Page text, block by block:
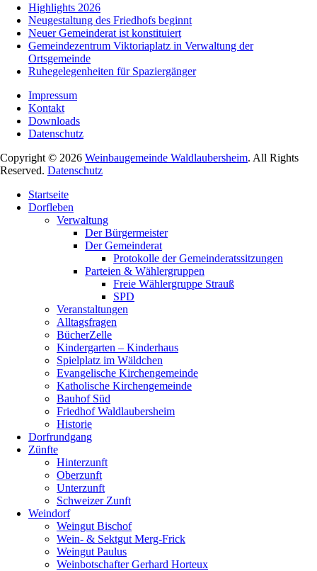
Highlights 2026
Neugestaltung des Friedhofs beginnt
Neuer Gemeinderat ist konstituiert
Gemeindezentrum Viktoriaplatz in Verwaltung der
Ortsgemeinde
Ruhegelegenheiten für Spaziergänger
Impressum
Kontakt
Downloads
Datenschutz
Copyright © 2026 Weinbaugemeinde Waldlaubersheim. All Rights
Reserved. Datenschutz
oben
scrollen
Startseite
Dorfleben
Verwaltung
Der Bürgermeister
Der Gemeinderat
Protokolle der Gemeinderatssitzungen
Parteien & Wählergruppen
Freie Wählergruppe Strauß
SPD
Veranstaltungen
Alltagsfragen
BücherZelle
Kindergarten – Kinderhaus
Spielplatz im Wäldchen
Evangelische Kirchengemeinde
Katholische Kirchengemeinde
Bauhof Süd
Friedhof Waldlaubersheim
Historie
Dorfrundgang
Zünfte
Hinterzunft
Oberzunft
Unterzunft
Schweizer Zunft
Weindorf
Weingut Bischof
Wein- & Sektgut Merg-Frick
Weingut Paulus
Weinbotschafter Gerhard Horteux